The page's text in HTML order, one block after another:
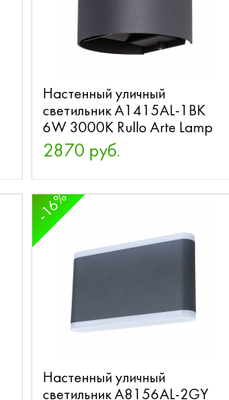
Настенный уличный
светильник A1415AL-1BK
6W 3000K Rullo Arte Lamp
2870 руб.
Настенный уличный
светильник A8156AL-2GY
-16%